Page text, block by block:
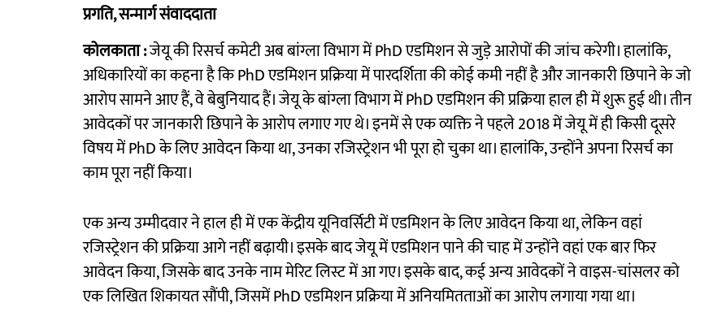
प्रगति, सन्मार्ग संवाददाता
कोलकाता :जेयू की रिसर्च कमेटी अब बांग्ला विभाग में PhD एडमिशन से जुड़े आरोपों की जांच करेगी। हालांकि,
अधिकारियों का कहना है कि PhD एडमिशन प्रक्रिया में पारदर्शिता की कोई कमी नहीं है और जानकारी छिपाने के जो
आरोप सामने आए हैं, वे बेबुनियाद हैं। जेयू के बांग्ला विभाग में PhD एडमिशन की प्रक्रिया हाल ही में शुरू हुई थी। तीन
आवेदकों पर जानकारी छिपाने के आरोप लगाए गए थे। इनमें से एक व्यक्ति ने पहले 2018 में जेयू में ही किसी दूसरे
विषय में PhD के लिए आवेदन किया था, उनका रजिस्ट्रेशन भी पूरा हो चुका था। हालांकि, उन्होंने अपना रिसर्च का
काम पूरा नहीं किया।
एक अन्य उम्मीदवार ने हाल ही में एक केंद्रीय यूनिवर्सिटी में एडमिशन के लिए आवेदन किया था, लेकिन वहां
रजिस्ट्रेशन की प्रक्रिया आगे नहीं बढ़ायी। इसके बाद जेयू में एडमिशन पाने की चाह में उन्होंने वहां एक बार फिर
आवेदन किया, जिसके बाद उनके नाम मेरिट लिस्ट में आ गए। इसके बाद, कई अन्य आवेदकों ने वाइस-चांसलर को
एक लिखित शिकायत सौंपी, जिसमें PhD एडमिशन प्रक्रिया में अनियमितताओं का आरोप लगाया गया था।